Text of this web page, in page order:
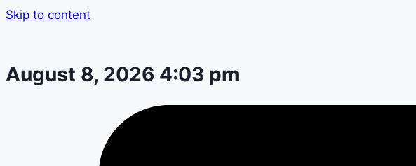
Skip to content
August 8, 2026 4:03 pm